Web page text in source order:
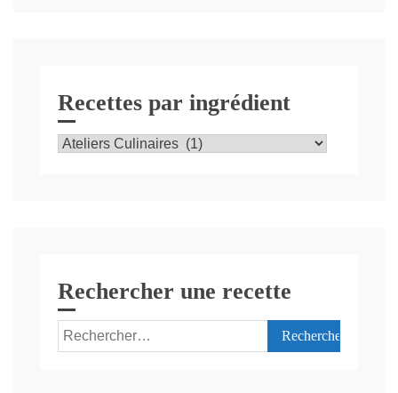
Recettes par ingrédient
Recettes
Rechercher une recette
Rechercher :